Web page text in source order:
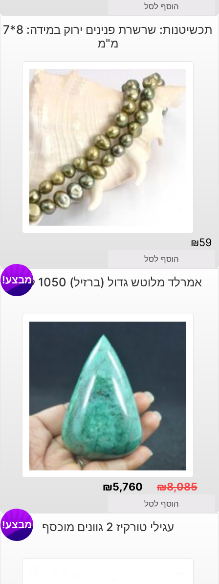
הוסף לסל
תכשיטנות: שרשרת פנינים ירוק במידה: 8*7
מ"מ
₪59
הוסף לסל
אמרלד מלוטש גדול (ברזיל) 1050 קרט מבצע!
₪8,085
המקורי
₪5,760
הנוכחי
הוסף לסל
עגילי טורקיז 2 גוונים מוכסף מבצע!